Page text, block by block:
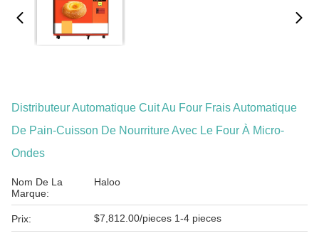
Distributeur Automatique Cuit Au Four Frais Automatique
De Pain-Cuisson De Nourriture Avec Le Four À Micro-
Ondes
Nom De La
Marque:
Haloo
Prix: $7,812.00/pieces 1-4 pieces